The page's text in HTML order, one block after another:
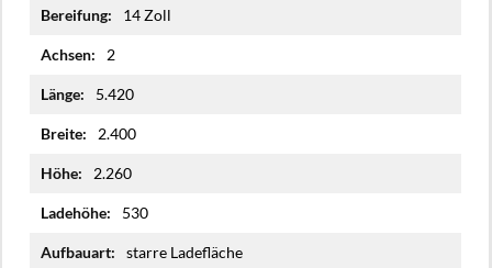
14 Zoll
2
5.420
2.400
2.260
530
starre Ladefläche